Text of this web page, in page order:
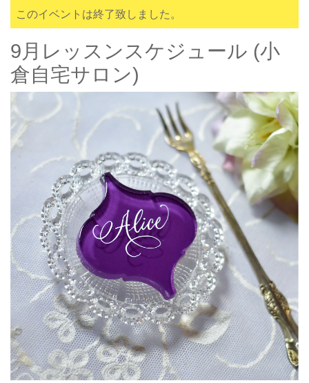
このイベントは終了致しました。
9月レッスンスケジュール (小
倉自宅サロン)